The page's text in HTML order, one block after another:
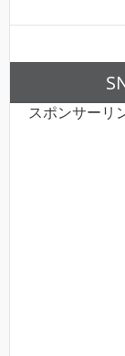
スポンサーリ